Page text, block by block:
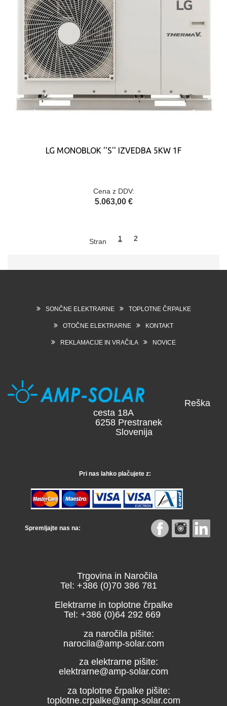
LG MONOBLOK ''S'' IZVEDBA 5KW 1F
Cena z DDV:
5.063,00 €
Stran 1 2
SONČNE ELEKTRARNE TOPLOTNE ČRPALKE
OTOČNE ELEKTRARNE KONTAKT
REKLAMACIJE IN VRAČILA NOVICE
Reška
cesta 18A
6258 Prestranek
Slovenija
Pri nas lahko plačujete z:
Spremljajte nas na:
Trgovina in Naročila
Tel: +386 (0)70 386 781
Elektrarne in toplotne črpalke
Tel: +386 (0)64 292 669
za naročila pišite:
narocila@amp-solar.com
za elektrarne pišite:
elektrarne@amp-solar.com
za toplotne črpalke pišite:
toplotne.crpalke@amp-solar.com